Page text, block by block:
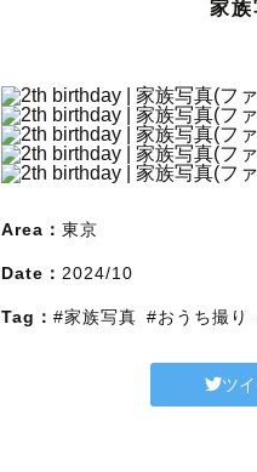
家
Area： 東京
Date： 2024/10
Tag： #家族写真 #おうち撮り
ツ